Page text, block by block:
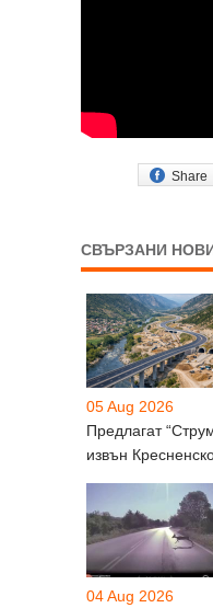
Share
СВЪРЗАНИ
05 Aug 2026
Предлагат
извън
04 Aug 2026